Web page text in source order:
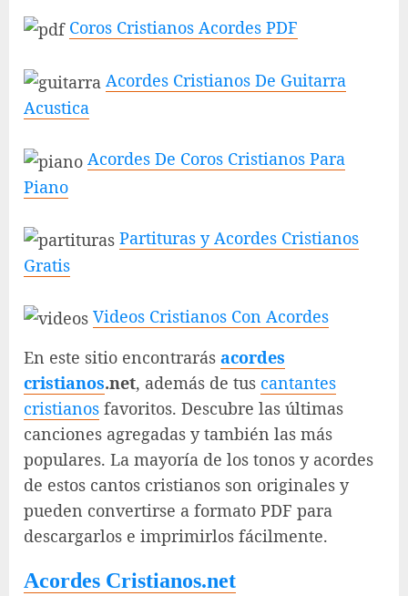
Coros Cristianos Acordes PDF
Acordes Cristianos De Guitarra
Acustica
Acordes De Coros Cristianos Para
Piano
Partituras y Acordes Cristianos
Gratis
Videos Cristianos Con Acordes
En este sitio encontrarás acordes
cristianos.net, además de tus cantantes
cristianos favoritos. Descubre las últimas
canciones agregadas y también las más
populares. La mayoría de los tonos y acordes
de estos cantos cristianos son originales y
pueden convertirse a formato PDF para
descargarlos e imprimirlos fácilmente.
Acordes Cristianos.net